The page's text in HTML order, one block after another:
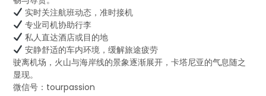
实时关注航班动态，准时接机
专业司机协助行李
私人直达酒店或目的地
安静舒适的车内环境，缓解旅途疲劳
驶离机场，火山与海岸线的景象逐渐展开，卡塔尼亚的气息随之
显现。
微信号：tourpassion